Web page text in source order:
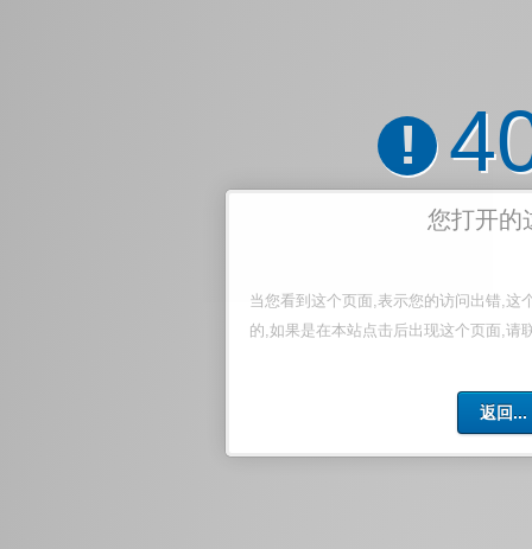
!
您打开的
当您看到这个页面,表示您的访问出错,这
的,如果是在本站点击后出现这个页面,请
返回...